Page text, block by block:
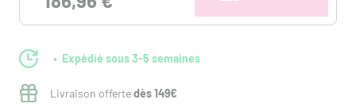
Expédié sous 3-5 semaines
Livraison offertedès 149€